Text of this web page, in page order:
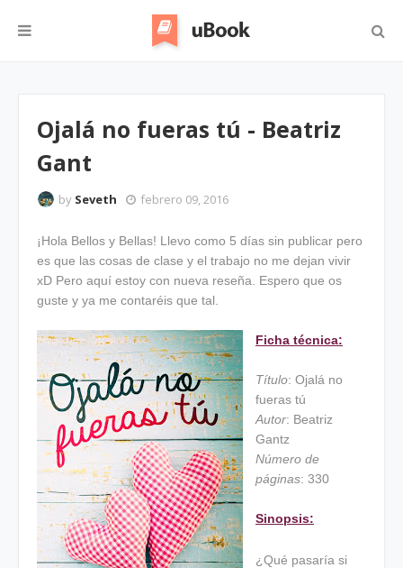
Ojalá no fueras tú - Beatriz
Gant
by Seveth febrero 09, 2016
¡Hola Bellos y Bellas! Llevo como 5 días sin publicar pero
es que las cosas de clase y el trabajo no me dejan vivir
xD Pero aquí estoy con nueva reseña. Espero que os
guste y ya me contaréis que tal.
Ficha técnica:
Título: Ojalá no
fueras tú
Autor: Beatriz
Gantz
Número de
páginas: 330
Sinopsis:
¿Qué pasaría si